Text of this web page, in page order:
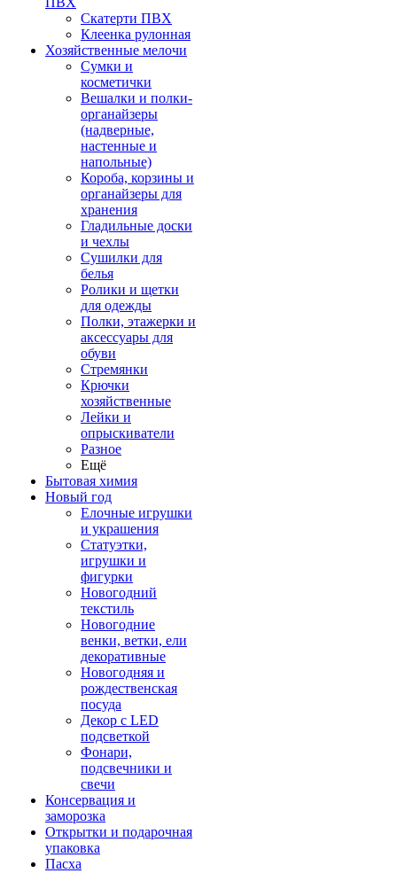
Скатерти ПВХ
Клеенка рулонная
Хозяйственные мелочи
Сумки и
косметички
Вешалки и полки-
органайзеры
(надверные,
настенные и
напольные)
Короба, корзины и
органайзеры для
хранения
Гладильные доски
и чехлы
Сушилки для
белья
Ролики и щетки
для одежды
Полки, этажерки и
аксессуары для
обуви
Стремянки
Крючки
хозяйственные
Лейки и
опрыскиватели
Разное
Ещё
Бытовая химия
Новый год
Елочные игрушки
и украшения
Статуэтки,
игрушки и
фигурки
Новогодний
текстиль
Новогодние
венки, ветки, ели
декоративные
Новогодняя и
рождественская
посуда
Декор с LED
подсветкой
Фонари,
подсвечники и
свечи
Консервация и
заморозка
Открытки и подарочная
упаковка
Пасха